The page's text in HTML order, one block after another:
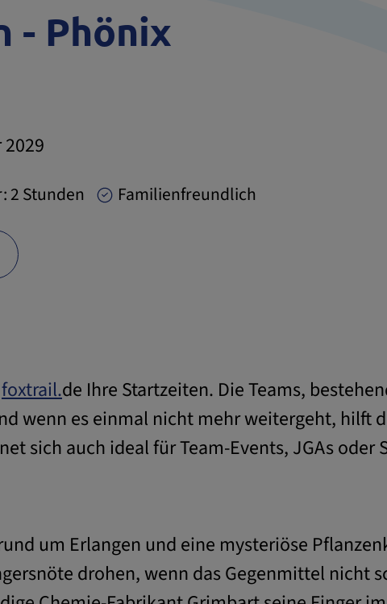
- Phönix
2 Stunden Familienfreundlich
foxtrail.de Ihre Startzeiten. Die Teams,
wenn es einmal nicht mehr weitergeht, hilft
sich auch ideal für Team-Events, JGAs oder
um Erlangen und eine mysteriöse
drohen, wenn das Gegenmittel nicht